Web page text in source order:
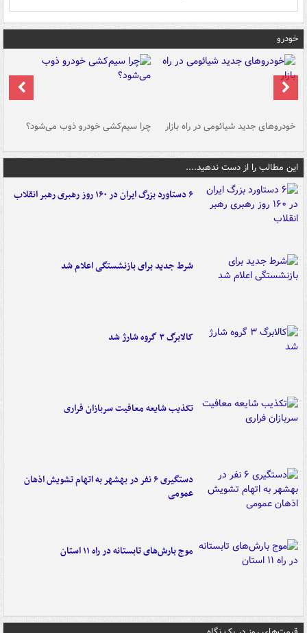
خودرو
خودروهای جدید شیائومی در راه بازار چرا سیم‌کشی خودرو ذوب می‌شود؟
این مطالب را از دست ندهید....
۶ دستاورد بزرگ ایران در ۱۶۰ روز رهبری رهبر انقلاب
شرط جدید برای بازنشستگی اعلام شد
کالابرگ ۳ گروه شارژ شد
تکذیب شایعه معافیت سربازان فراری
دستگیری ۶ نفر در بهشهر به اتهام تشویش اذهان
عمومی
موج بارش‌های تابستانه در راه ۱۱ استان